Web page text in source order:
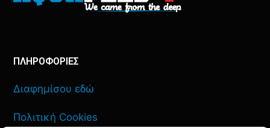
ΠΛΗΡΟΦΟΡΙΕΣ
Διαφημίσου εδώ
Πολιτική Cookies